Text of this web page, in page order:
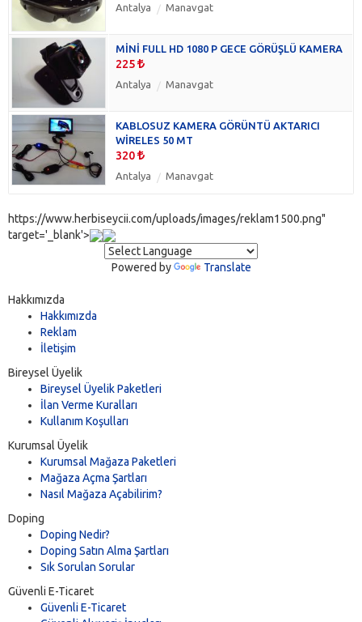
Antalya Manavgat
MİNİ FULL HD 1080 P GECE GÖRÜŞLÜ KAMERA
225
Antalya Manavgat
KABLOSUZ KAMERA GÖRÜNTÜ AKTARICI
WİRELES 50 MT
320
Antalya Manavgat
https://www.herbiseycii.com/uploads/images/reklam1500.png"
target='_blank'>
Powered by Translate
Hakkımızda
Hakkımızda
Reklam
İletişim
Bireysel Üyelik
Bireysel Üyelik Paketleri
İlan Verme Kuralları
Kullanım Koşulları
Kurumsal Üyelik
Kurumsal Mağaza Paketleri
Mağaza Açma Şartları
Nasıl Mağaza Açabilirim?
Doping
Doping Nedir?
Doping Satın Alma Şartları
Sık Sorulan Sorular
Güvenli E-Ticaret
Güvenli E-Ticaret